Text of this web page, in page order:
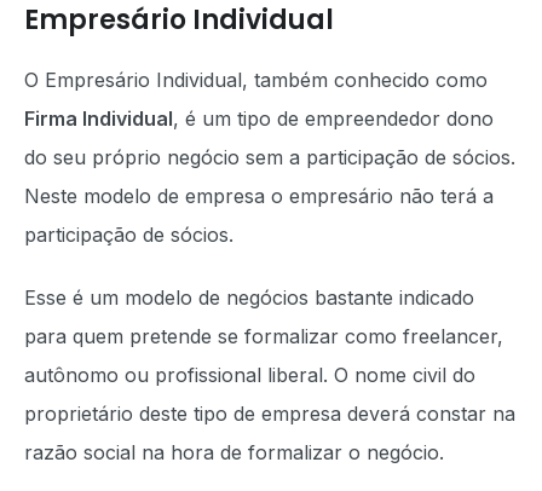
Empresário Individual
O Empresário Individual, também conhecido como
Firma Individual, é um tipo de empreendedor dono
do seu próprio negócio sem a participação de sócios.
Neste modelo de empresa o empresário não terá a
participação de sócios.
Esse é um modelo de negócios bastante indicado
para quem pretende se formalizar como freelancer,
autônomo ou profissional liberal. O nome civil do
proprietário deste tipo de empresa deverá constar na
razão social na hora de formalizar o negócio.